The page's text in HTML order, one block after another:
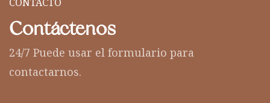
Contáctenos
24/7 Puede usar el formulario para
contactarnos.